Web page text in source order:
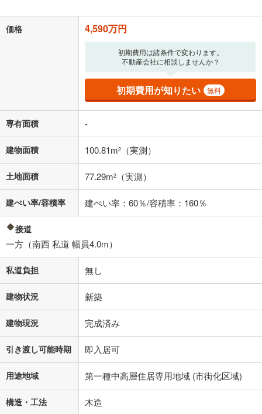
上、ご自身での入力をお願いいたします。初期設定で自動入力されてい
る値は、実際の金融機関等における貸出金利とは何ら関係がなく、実際
の金融機関等における貸出金利を何ら保証するものではありません。返
済方法「元利均等返済」にて算出しております。入力された金利を35年
適用した場合の計算結果を表示しています。
その他月額費用や、初期費用がかかります。ご注意ください。実際にお
借り入れの際は各金融機関等に、必ずご自身でご確認をお願いいたしま
す。
条件によってお借り入れができないことがあります。
不動産会社に購入相談をする
閉じる
価格 4,590万円
初期費用は諸条件で変わります。
不動産会社に相談しませんか？
初期費用が知りたい 無料
専有面積 -
建物面積 100.81m2 （実測）
土地面積 77.29m2 （実測）
建ぺい率/容積率 建ぺい率：60％/容積率：160％
接道
一方（南西 私道 幅員4.0m）
私道負担 無し
建物状況 新築
建物現況 完成済み
引き渡し可能時期 即入居可
用途地域 第一種中高層住居専用地域 (市街化区域)
構造・工法 木造